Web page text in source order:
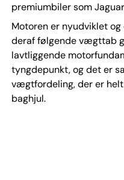
premiumbiler som
Motoren er nyudviklet
deraf følgende vægttab
lavtliggende
tyngdepunkt, og det er
vægtfordeling, der er
baghjul.